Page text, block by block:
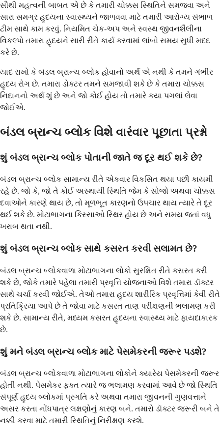
સૌથી મહત્વની બાબત એ છે કે તમારી ચોક્કસ સ્થિતિને સમજવા અને
સારા સમગ્ર હૃદયના સ્વાસ્થ્યને જાળવવા માટે તમારી આરોગ્ય સંભાળ
ટીમ સાથે કામ કરવું. નિયમિત ચેક-અપ અને સ્વસ્થ જીવનશૈલીના
વિકલ્પો તમારા હૃદયને સારી રીતે કાર્ય કરવામાં લાંબો સમય સુધી મદદ
કરે છે.
યાદ રાખો કે બંડલ બ્રાન્ચ બ્લોક હોવાનો અર્થ એ નથી કે તમને ગંભીર
હૃદય રોગ છે. તમારા ડોક્ટર તમને સમજાવી શકે છે કે તમારા ચોક્કસ
નિદાનનો અર્થ શું છે અને જો કોઈ હોય તો તમારે કયા પગલાં લેવા
જોઈએ.
બંડલ બ્રાન્ચ બ્લોક વિશે વારંવાર પૂછાતા પ્રશ્નો
શું બંડલ બ્રાન્ચ બ્લોક પોતાની જાતે જ દૂર થઈ શકે છે?
બંડલ બ્રાન્ચ બ્લોક સામાન્ય રીતે એકવાર વિકસિત થયા પછી કાયમી
રહે છે. જો કે, જો તે કોઈ અસ્થાયી સ્થિતિ જેમ કે સોજો અથવા ચોક્કસ
દવાઓને કારણે થાય છે, તો મૂળભૂત કારણનો ઉપચાર થાય ત્યારે તે દૂર
થઈ શકે છે. મોટાભાગના કિસ્સાઓ સ્થિર હોય છે અને સમય જતાં વધુ
ખરાબ થતા નથી.
શું બંડલ બ્રાન્ચ બ્લોક સાથે કસરત કરવી સલામત છે?
બંડલ બ્રાન્ચ બ્લોકવાળા મોટાભાગના લોકો સુરક્ષિત રીતે કસરત કરી
શકે છે, જોકે તમારે પહેલા તમારી પ્રવૃત્તિ યોજનાઓ વિશે તમારા ડૉક્ટર
સાથે ચર્ચા કરવી જોઈએ. તેઓ તમારા હૃદય શારીરિક પ્રવૃત્તિમાં કેવી રીતે
પ્રતિક્રિયા આપે છે તે જોવા માટે કસરત તાણ પરીક્ષણની ભલામણ કરી
શકે છે. સામાન્ય રીતે, મધ્યમ કસરત હૃદયના સ્વાસ્થ્ય માટે ફાયદાકારક
છે.
શું મને બંડલ બ્રાન્ચ બ્લોક માટે પેસમેકરની જરૂર પડશે?
બંડલ બ્રાન્ચ બ્લોકવાળા મોટાભાગના લોકોને ક્યારેય પેસમેકરની જરૂર
હોતી નથી. પેસમેકર ફક્ત ત્યારે જ ભલામણ કરવામાં આવે છે જો સ્થિતિ
સંપૂર્ણ હૃદય બ્લોકમાં પ્રગતિ કરે અથવા તમારા જીવનની ગુણવત્તાને
અસર કરતા નોંધપાત્ર લક્ષણોનું કારણ બને. તમારો ડૉક્ટર જરૂરી બને તે
નક્કી કરવા માટે તમારી સ્થિતિનું નિરીક્ષણ કરશે.